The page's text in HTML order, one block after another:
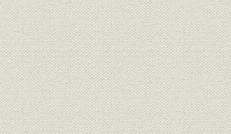
業界;財務・業績 3社の業績比較
役員 昭和2年当時の重